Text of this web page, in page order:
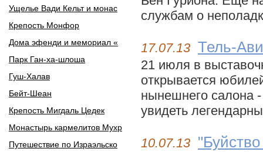
Ущелье Вади Кельт и монас
Крепость Монфор
Дома эфенди и мемориал «
Парк Ган-ха-шлоша
Гуш-Халав
Бейт-Шеан
Крепость Мигдаль Цедек
Монастырь кармелитов Мухр
Путешествие по Израэльско
службам о
17.07.13 Тель-
21 июля в
открывается
нынешнего салона
увидеть
10.07.13